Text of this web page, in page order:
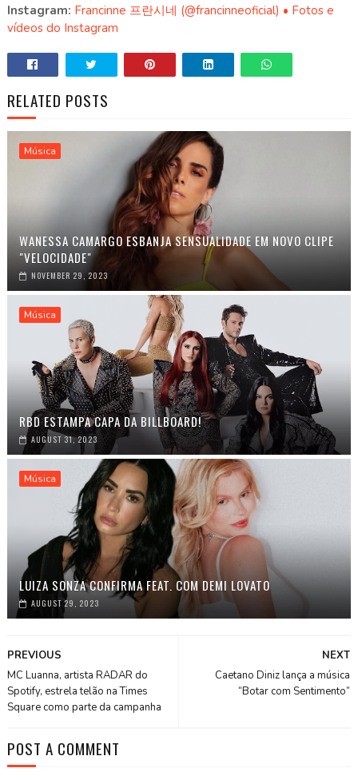
Instagram: Francinne 프란시네 (@francinneoficial) • Fotos e
vídeos do Instagram
RELATED POSTS
Música
WANESSA CAMARGO ESBANJA SENSUALIDADE EM NOVO CLIPE
"VELOCIDADE"
NOVEMBER 29, 2023
Música
RBD ESTAMPA CAPA DA BILLBOARD!
AUGUST 31, 2023
Música
LUIZA SONZA CONFIRMA FEAT. COM DEMI LOVATO
AUGUST 29, 2023
NEXT
Caetano Diniz lança a música
“Botar com Sentimento”
PREVIOUS
MC Luanna, artista RADAR do
Spotify, estrela telão na Times
Square como parte da campanha
POST A COMMENT